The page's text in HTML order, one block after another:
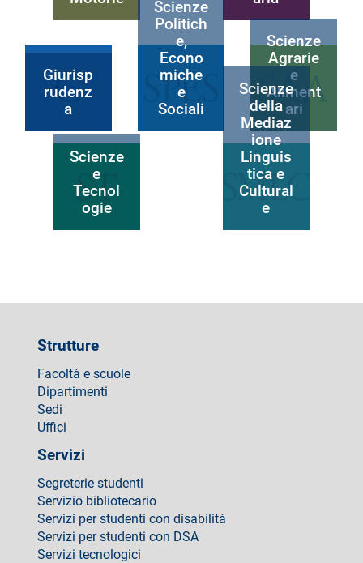
Giurisp
rudenz
a
Scienze
Politich
e,
Econo
miche
e
Sociali
Scienze
Agrarie
e
Aliment
ari
Scienze
e
Tecnol
ogie
Scienze
della
Mediaz
ione
Linguis
tica e
Cultural
e
Strutture
Facoltà e scuole
Dipartimenti
Sedi
Uffici
Servizi
Segreterie studenti
Servizio bibliotecario
Servizi per studenti con disabilità
Servizi per studenti con DSA
Servizi tecnologici